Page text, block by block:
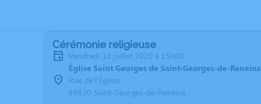
Cérémonie religieuse
vendredi 10 juillet 2020 à 15h00
Église Saint Georges de Saint-Georges-de-Reneins
Rue de l'Église
69830 Saint-Georges-de-Reneins